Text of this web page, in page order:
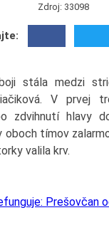
Zdroj: 33098
stála medzi
V prvej
zdvihnutí hlavy
oboch tímov
valila krv.
Prešovčan